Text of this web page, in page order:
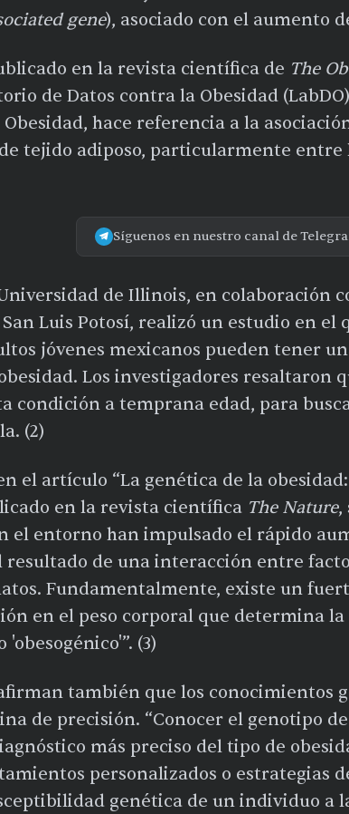
gene), asociado con el aumento
en la revista científica de The
de Datos contra la Obesidad
hace referencia a la
tejido adiposo, particularmente entre
Síguenos en nuestro canal de
de Illinois, en colaboración
Luis Potosí, realizó un estudio en el
jóvenes mexicanos pueden tener
Los investigadores resaltaron
condición a temprana edad, para
(2)
el artículo “La genética de la
en la revista científica The Nature,
el entorno han impulsado el rápido
resultado de una interacción entre
Fundamentalmente, existe un
en el peso corporal que determina la
(3)
también que los conocimientos
de precisión. “Conocer el genotipo
más preciso del tipo de
personalizados o estrategias
genética de un individuo a